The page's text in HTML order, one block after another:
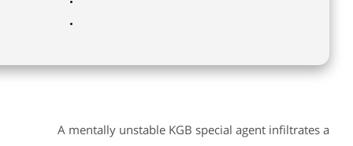
A mentally unstable KGB special agent infiltrates a